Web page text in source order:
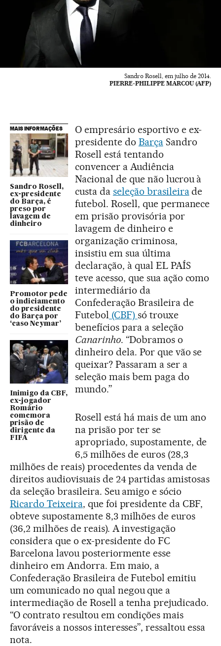
Sandro Rosell, em julho de 2014.
PIERRE-PHILIPPE MARCOU (AFP)
MAIS INFORMAÇÕES
Sandro Rosell,
ex-presidente
do Barça, é
preso por
lavagem de
dinheiro
Promotor pede
o indiciamento
do presidente
do Barça por
‘caso Neymar’
Inimigo da CBF,
ex-jogador
Romário
comemora
prisão de
dirigente da
FIFA
O empresário esportivo e ex-
presidente do BarçaSandro
Rosell está tentando
convencer a Audiência
Nacional de que não lucrou à
custa da seleção brasileirade
futebol. Rosell, que permanece
em prisão provisória por
lavagem de dinheiro e
organização criminosa,
insistiu em sua última
declaração, à qual EL PAÍS
teve acesso, que sua ação como
intermediário da
Confederação Brasileira de
Futebol (CBF) só trouxe
benefícios para a seleção
Canarinho. “Dobramos o
dinheiro dela. Por que vão se
queixar? Passaram a ser a
seleção mais bem paga do
mundo.”
Rosell está há mais de um ano
na prisão por ter se
apropriado, supostamente, de
6,5 milhões de euros (28,3
milhões de reais) procedentes da venda de
direitos audiovisuais de 24 partidas amistosas
da seleção brasileira. Seu amigo e sócio
Ricardo Teixeira, que foi presidente da CBF,
obteve supostamente 8,3 milhões de euros
(36,2 milhões de reais). A investigação
considera que o ex-presidente do FC
Barcelona lavou posteriormente esse
dinheiro em Andorra. Em maio, a
Confederação Brasileira de Futebol emitiu
um comunicado no qual negou que a
intermediação de Rosell a tenha prejudicado.
“O contrato resultou em condições mais
favoráveis a nossos interesses”, ressaltou essa
nota.